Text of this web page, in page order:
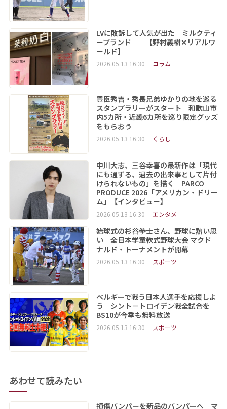
LVに敗訴して人気が出た ミルクティ
ーブランド 【野村義樹✕リアルワ
ールド】
2026.05.13 16:30 コラム
豊臣秀吉・秀長兄弟ゆかりの地を巡る
スタンプラリーがスタート 和歌山市
内5カ所・近畿6カ所を巡り限定グッズ
をもらおう
2026.05.13 16:30 くらし
中川大志、三谷幸喜の最新作は「現代
にも通ずる、過去の出来事として片付
けられないもの」を描く PARCO
PRODUCE 2026「アメリカン・ドリー
ム」【インタビュー】
2026.05.13 16:30 エンタメ
始球式の杉谷拳士さん、野球に熱い思
い 全日本学童軟式野球大会 マクド
ナルド・トーナメントが開幕
2026.05.13 16:30 スポーツ
ベルギーで戦う日本人選手を応援しよ
う シント＝トロイデン戦全試合を
BS10が今季も無料放送
2026.05.13 16:30 スポーツ
あわせて読みたい
損傷バンパーを新品のバンパーへ マ